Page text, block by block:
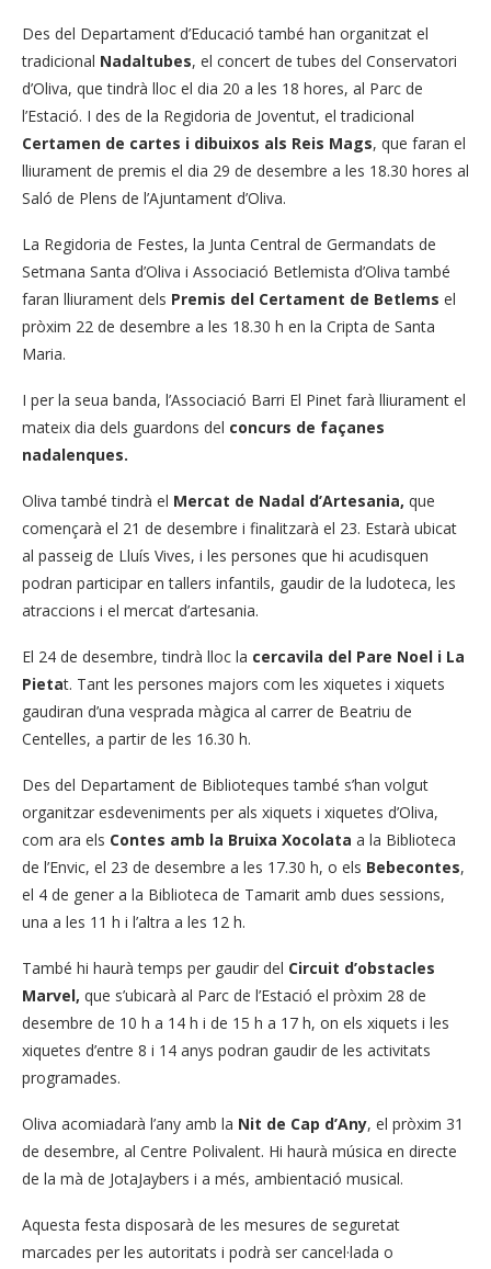
Des del Departament d’Educació també han organitzat el
tradicional Nadaltubes, el concert de tubes del Conservatori
d’Oliva, que tindrà lloc el dia 20 a les 18 hores, al Parc de
l’Estació. I des de la Regidoria de Joventut, el tradicional
Certamen de cartes i dibuixos als Reis Mags, que faran el
lliurament de premis el dia 29 de desembre a les 18.30 hores al
Saló de Plens de l’Ajuntament d’Oliva.
La Regidoria de Festes, la Junta Central de Germandats de
Setmana Santa d’Oliva i Associació Betlemista d’Oliva també
faran lliurament dels Premis del Certament de Betlems el
pròxim 22 de desembre a les 18.30 h en la Cripta de Santa
Maria.
I per la seua banda, l’Associació Barri El Pinet farà lliurament el
mateix dia dels guardons del concurs de façanes
nadalenques.
Oliva també tindrà el Mercat de Nadal d’Artesania, que
començarà el 21 de desembre i finalitzarà el 23. Estarà ubicat
al passeig de Lluís Vives, i les persones que hi acudisquen
podran participar en tallers infantils, gaudir de la ludoteca, les
atraccions i el mercat d’artesania.
El 24 de desembre, tindrà lloc la cercavila del Pare Noel i La
Pietat. Tant les persones majors com les xiquetes i xiquets
gaudiran d’una vesprada màgica al carrer de Beatriu de
Centelles, a partir de les 16.30 h.
Des del Departament de Biblioteques també s’han volgut
organitzar esdeveniments per als xiquets i xiquetes d’Oliva,
com ara els Contes amb la Bruixa Xocolata a la Biblioteca
de l’Envic, el 23 de desembre a les 17.30 h, o els Bebecontes,
el 4 de gener a la Biblioteca de Tamarit amb dues sessions,
una a les 11 h i l’altra a les 12 h.
També hi haurà temps per gaudir del Circuit d’obstacles
Marvel, que s’ubicarà al Parc de l’Estació el pròxim 28 de
desembre de 10 h a 14 h i de 15 h a 17 h, on els xiquets i les
xiquetes d’entre 8 i 14 anys podran gaudir de les activitats
programades.
Oliva acomiadarà l’any amb la Nit de Cap d’Any, el pròxim 31
de desembre, al Centre Polivalent. Hi haurà música en directe
de la mà de JotaJaybers i a més, ambientació musical.
Aquesta festa disposarà de les mesures de seguretat
marcades per les autoritats i podrà ser cancel·lada o